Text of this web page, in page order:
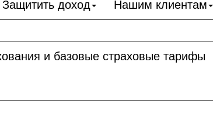
Защитить доход Нашим клиентам
и базовые страховые тарифы